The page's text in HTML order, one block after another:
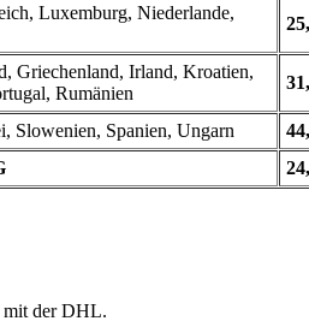
Luxemburg, Niederlande,
Griechenland, Irland, Kroatien,
Rumänien
Slowenien, Spanien, Ungarn
mit der DHL.